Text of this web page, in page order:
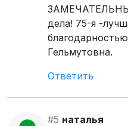
дела! 75-я -
Гельмутовна.
Ответить
#5 наталья